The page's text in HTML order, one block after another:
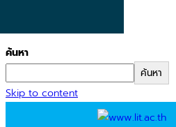
ค้นหา
ค้นหา
Skip to content